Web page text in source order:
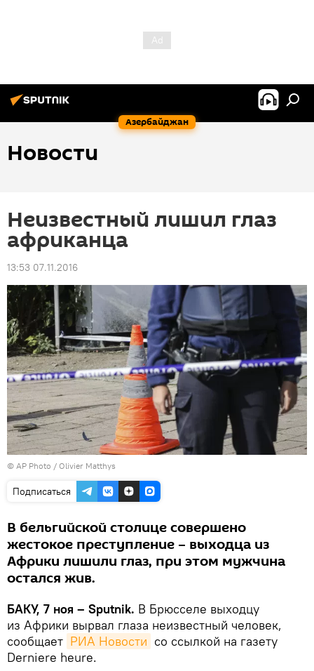
Азербайджан
Новости
Неизвестный лишил глаз
африканца
13:53 07.11.2016
© AP Photo / Olivier Matthys
Подписаться
В бельгийской столице совершено
жестокое преступление – выходца из
Африки лишили глаз, при этом мужчина
остался жив.
БАКУ, 7 ноя – Sputnik. В Брюсселе выходцу
из Африки вырвал глаза неизвестный человек,
сообщает РИА Новости со ссылкой на газету
Derniere heure.